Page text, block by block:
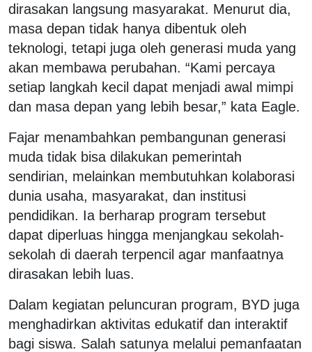
dirasakan langsung masyarakat. Menurut dia,
masa depan tidak hanya dibentuk oleh
teknologi, tetapi juga oleh generasi muda yang
akan membawa perubahan. “Kami percaya
setiap langkah kecil dapat menjadi awal mimpi
dan masa depan yang lebih besar,” kata Eagle.
Fajar menambahkan pembangunan generasi
muda tidak bisa dilakukan pemerintah
sendirian, melainkan membutuhkan kolaborasi
dunia usaha, masyarakat, dan institusi
pendidikan. Ia berharap program tersebut
dapat diperluas hingga menjangkau sekolah-
sekolah di daerah terpencil agar manfaatnya
dirasakan lebih luas.
Dalam kegiatan peluncuran program, BYD juga
menghadirkan aktivitas edukatif dan interaktif
bagi siswa. Salah satunya melalui pemanfaatan